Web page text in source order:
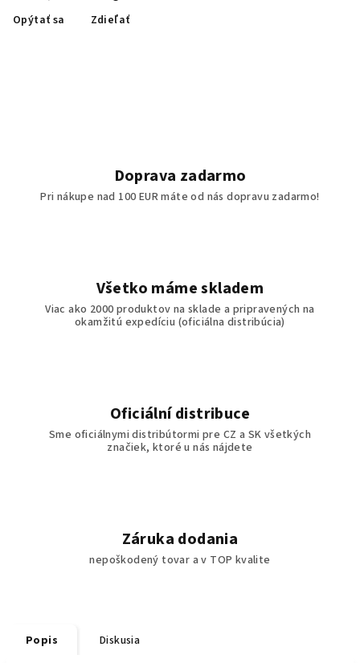
Opýtať sa Zdieľať
Doprava zadarmo
Pri nákupe nad 100 EUR máte od nás dopravu zadarmo!
Všetko máme skladem
Viac ako 2000 produktov na sklade a pripravených na
okamžitú expedíciu (oficiálna distribúcia)
Oficiální distribuce
Sme oficiálnymi distribútormi pre CZ a SK všetkých
značiek, ktoré u nás nájdete
Záruka dodania
nepoškodený tovar a v TOP kvalite
Popis Diskusia